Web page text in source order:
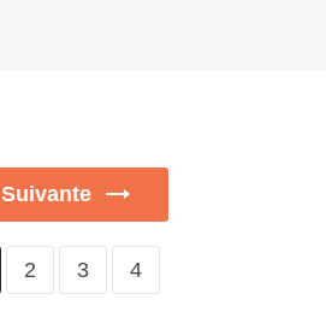
Suivante
2 3 4